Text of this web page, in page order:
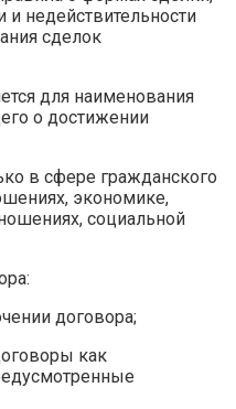
и недействительности
сделок
для наименования
о достижении
в сфере гражданского
экономике,
социальной
договора;
как